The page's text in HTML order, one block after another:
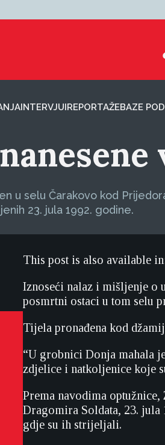
INTERVJUIREPORTAŽEBAZE
u selu Čarakovo kod
23. jula 1992. godine.
This post is also available
Iznoseći nalaz i mišljenje o
posmrtni ostaci u tom selu
Tijela pronađena kod
“U grobnici Donja mahala
zdjelice i natkoljenice koje
Prema navodima
Dragomira Soldata, 23.
gdje su ih strijeljali.